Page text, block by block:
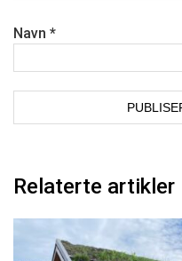
Navn *
Relaterte artikler